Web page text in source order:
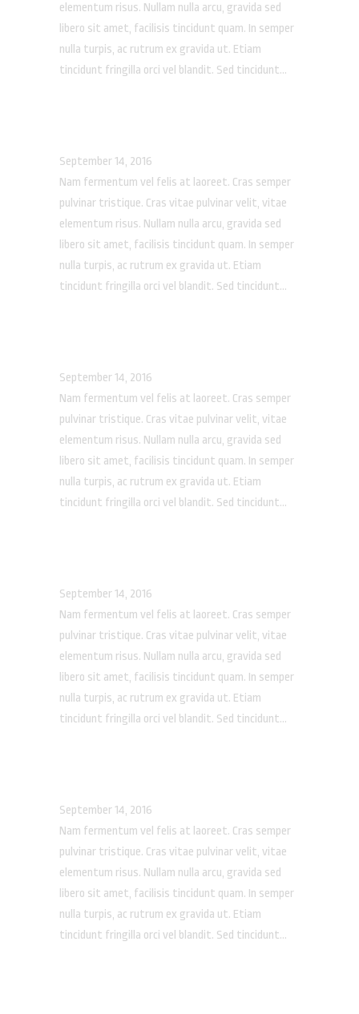
elementum risus. Nullam nulla arcu, gravida sed
libero sit amet, facilisis tincidunt quam. In semper
nulla turpis, ac rutrum ex gravida ut. Etiam
tincidunt fringilla orci vel blandit. Sed tincidunt...
September 14, 2016
Nam fermentum vel felis at laoreet. Cras semper
pulvinar tristique. Cras vitae pulvinar velit, vitae
elementum risus. Nullam nulla arcu, gravida sed
libero sit amet, facilisis tincidunt quam. In semper
nulla turpis, ac rutrum ex gravida ut. Etiam
tincidunt fringilla orci vel blandit. Sed tincidunt...
September 14, 2016
Nam fermentum vel felis at laoreet. Cras semper
pulvinar tristique. Cras vitae pulvinar velit, vitae
elementum risus. Nullam nulla arcu, gravida sed
libero sit amet, facilisis tincidunt quam. In semper
nulla turpis, ac rutrum ex gravida ut. Etiam
tincidunt fringilla orci vel blandit. Sed tincidunt...
September 14, 2016
Nam fermentum vel felis at laoreet. Cras semper
pulvinar tristique. Cras vitae pulvinar velit, vitae
elementum risus. Nullam nulla arcu, gravida sed
libero sit amet, facilisis tincidunt quam. In semper
nulla turpis, ac rutrum ex gravida ut. Etiam
tincidunt fringilla orci vel blandit. Sed tincidunt...
September 14, 2016
Nam fermentum vel felis at laoreet. Cras semper
pulvinar tristique. Cras vitae pulvinar velit, vitae
elementum risus. Nullam nulla arcu, gravida sed
libero sit amet, facilisis tincidunt quam. In semper
nulla turpis, ac rutrum ex gravida ut. Etiam
tincidunt fringilla orci vel blandit. Sed tincidunt...